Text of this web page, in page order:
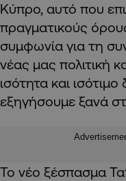
Κύπρο, αυτό που
πραγματικούς
συμφωνία για τη
νέας μας πολιτική
ισότητα και
εξηγήσουμε ξανά
Το νέο ξέσπασμα